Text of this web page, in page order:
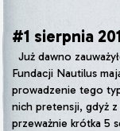
#1 sierpnia
Już dawno
Fundacji Nautilus
prowadzenie tego
nich pretensji, gdyż
przeważnie krótka 5